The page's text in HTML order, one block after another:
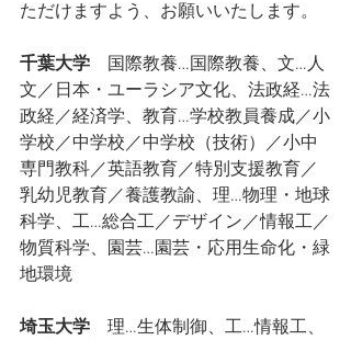
ただけますよう、お願いいたします。
千葉大学 国際教養…国際教養、文…人
文／日本・ユーラシア文化、法政経…法
政経／経済学、教育…学校教員養成／小
学校／中学校／中学校（技術）／小中
専門教科／英語教育／特別支援教育／
乳幼児教育／養護教諭、理…物理・地球
科学、工…総合工／デザイン／情報工／
物質科学、園芸…園芸・応用生命化・緑
地環境
埼玉大学 理…生体制御、工…情報工、